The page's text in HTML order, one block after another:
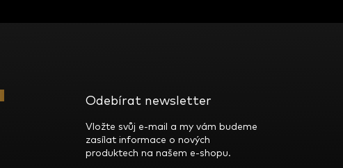
Odebírat newsletter
Vložte svůj e-mail a my vám budeme
zasílat informace o nových
produktech na našem e-shopu.